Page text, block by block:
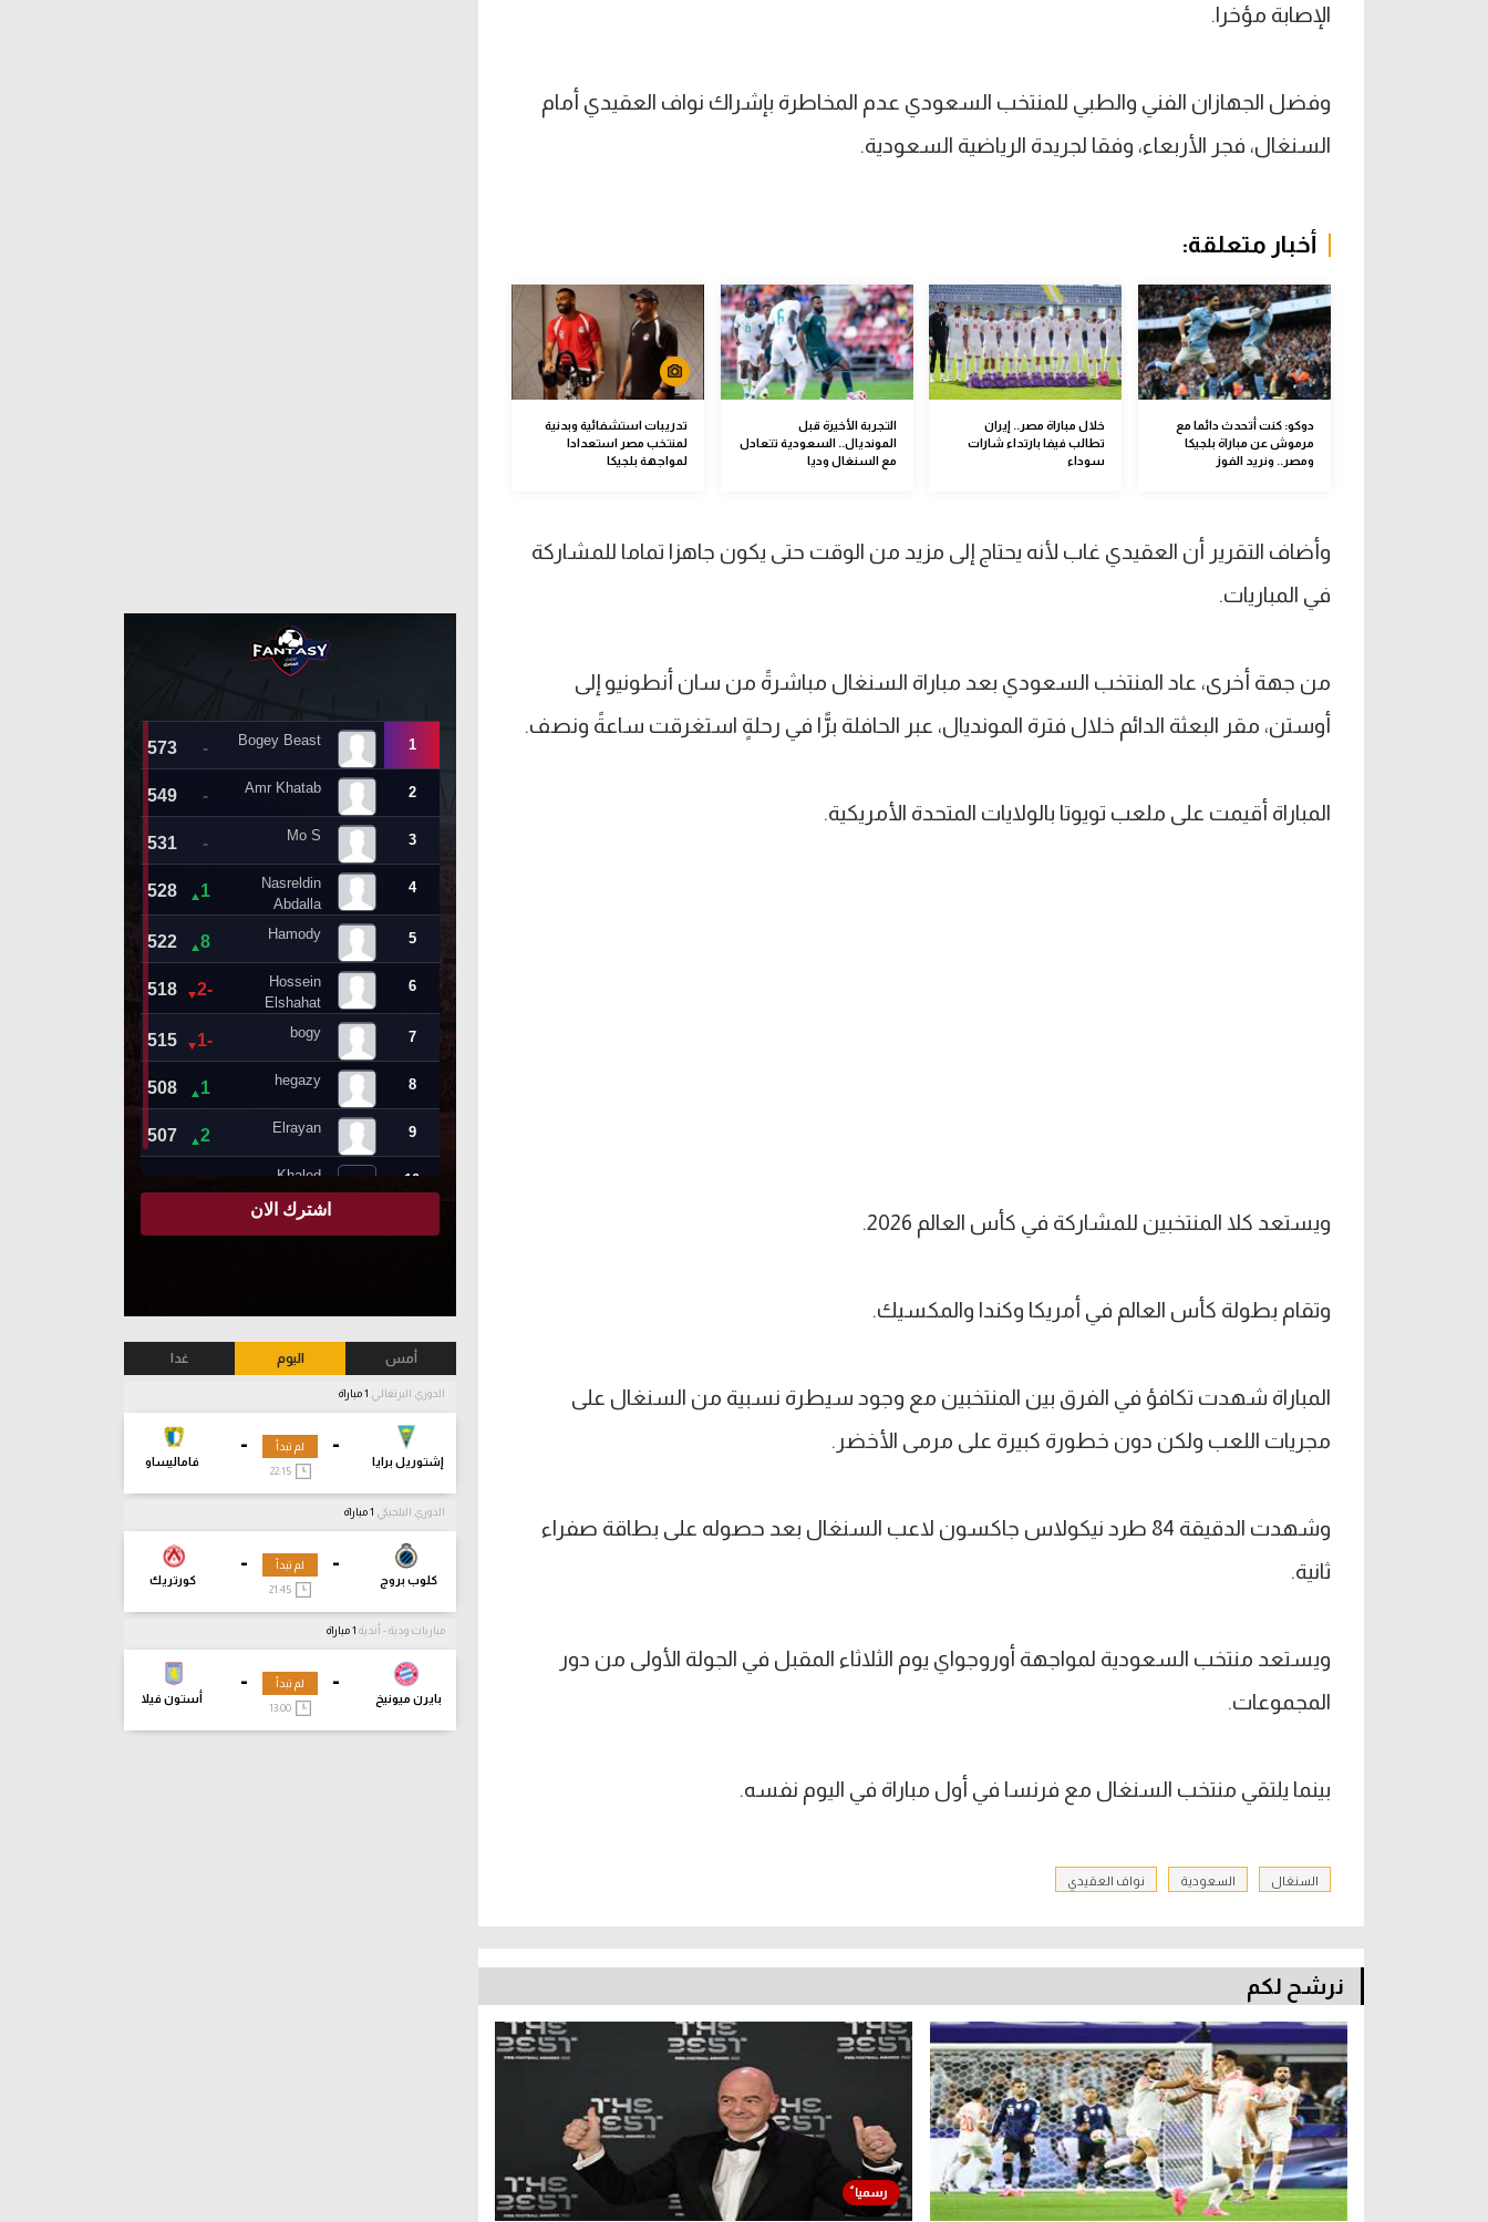
الإصابة مؤخرا.
وفضل الجهازان الفني والطبي للمنتخب السعودي عدم المخاطرة بإشراك نواف العقيدي أمام
السنغال، فجر الأربعاء، وفقا لجريدة الرياضية السعودية.
أخبار متعلقة:
دوكو: كنت أتحدث دائما مع
مرموش عن مباراة بلجيكا
ومصر.. ونريد الفوز
خلال مباراة مصر.. إيران
تطالب فيفا بارتداء شارات
سوداء
التجربة الأخيرة قبل
المونديال.. السعودية تتعادل
مع السنغال وديا
تدريبات استشفائية وبدنية
لمنتخب مصر استعدادا
لمواجهة بلجيكا
وأضاف التقرير أن العقيدي غاب لأنه يحتاج إلى مزيد من الوقت حتى يكون جاهزا تماما للمشاركة
في المباريات.
من جهة أخرى، عاد المنتخب السعودي بعد مباراة السنغال مباشرةً من سان أنطونيو إلى
أوستن، مقر البعثة الدائم خلال فترة المونديال، عبر الحافلة برًّا في رحلةٍ استغرقت ساعةً ونصف.
المباراة أقيمت على ملعب تويوتا بالولايات المتحدة الأمريكية.
ويستعد كلا المنتخبين للمشاركة في كأس العالم 2026.
وتقام بطولة كأس العالم في أمريكا وكندا والمكسيك.
المباراة شهدت تكافؤ في الفرق بين المنتخبين مع وجود سيطرة نسبية من السنغال على
مجريات اللعب ولكن دون خطورة كبيرة على مرمى الأخضر.
وشهدت الدقيقة 84 طرد نيكولاس جاكسون لاعب السنغال بعد حصوله على بطاقة صفراء
ثانية.
ويستعد منتخب السعودية لمواجهة أوروجواي يوم الثلاثاء المقبل في الجولة الأولى من دور
المجموعات.
بينما يلتقي منتخب السنغال مع فرنسا في أول مباراة في اليوم نفسه.
السنغال السعودية نواف العقيدي
نرشح لكم
أمس اليوم غدا
الدوري البرتغالي
-
إشتوريل برايا
-
فاماليساو
لم تبدأ
22:15
الدوري البلجيكي
-
كلوب بروج
-
كورتريك
لم تبدأ
مباريات ودية - أندية
-
بايرن ميونيخ
-
أستون فيلا
لم تبدأ